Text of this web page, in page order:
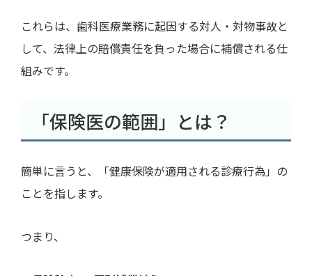
これらは、歯科医療業務に起因する対人・対物事故と
して、法律上の賠償責任を負った場合に補償される仕
組みです。
「保険医の範囲」とは？
簡単に言うと、「健康保険が適用される診療行為」の
ことを指します。
つまり、